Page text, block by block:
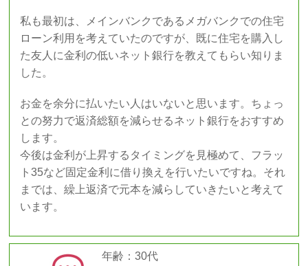
私も最初は、メインバンクであるメガバンクでの住宅
ローン利用を考えていたのですが、既に住宅を購入し
た友人に金利の低いネット銀行を教えてもらい知りま
した。
お金を余分に払いたい人はいないと思います。ちょっ
との努力で返済総額を減らせるネット銀行をおすすめ
します。
今後は金利が上昇するタイミングを見極めて、フラッ
ト35など固定金利に借り換えを行いたいですね。それ
までは、繰上返済で元本を減らしていきたいと考えて
います。
年齢：30代